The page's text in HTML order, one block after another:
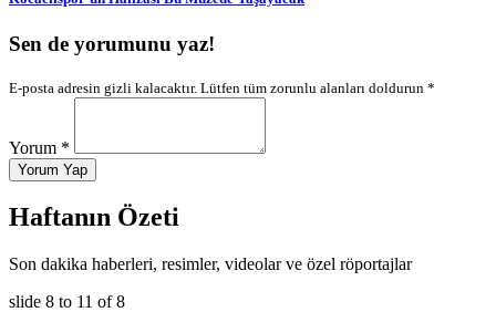
Sen de yorumunu yaz!
E-posta adresin gizli kalacaktır. Lütfen tüm zorunlu alanları doldurun *
Yorum *
Yorum Yap
Haftanın Özeti
Son dakika haberleri, resimler, videolar ve özel röportajlar
slide 8 to 11 of 8